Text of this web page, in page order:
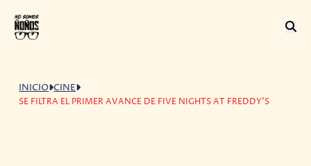
INICIO CINE
SE FILTRA EL PRIMER AVANCE DE FIVE NIGHTS AT FREDDY'S